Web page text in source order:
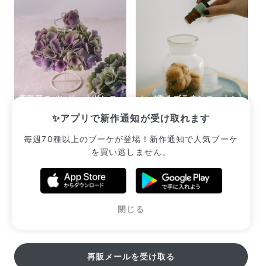
✨アプリで新作通知が受け取れます
毎週70種以上のブーケが登場！新作通知で人気ブーケ
を買い逃しません。
閉じる
紫陽花のバレリーナドレス
ヒバ香るブラウンコットン
¥3,300
販売中のブーケ一覧へ
再販メールを受け取る